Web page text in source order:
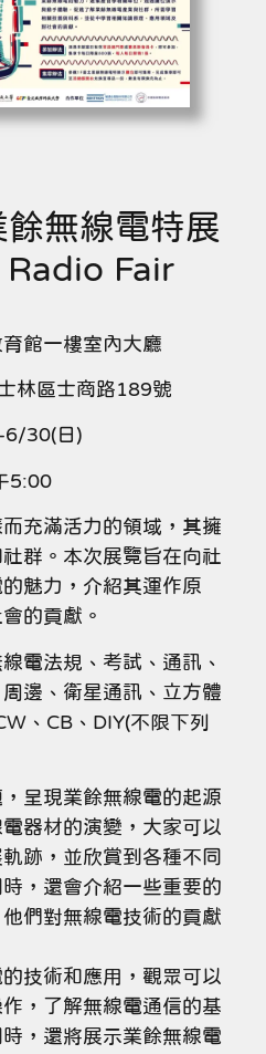
無線電特展
Fair
館一樓室內大廳
林區士商路189號
6/30(日)
5:00
充滿活力的領域，其擁
群。本次展覽旨在向社
魅力，介紹其運作原
的貢獻。
電法規、考試、通訊、
邊、衛星通訊、立方體
、CB、DIY(不限下列
呈現業餘無線電的起源
器材的演變，大家可以
跡，並欣賞到各種不同
，還會介紹一些重要的
們對無線電技術的貢獻
技術和應用，觀眾可以
，了解無線電通信的基
，還將展示業餘無線電